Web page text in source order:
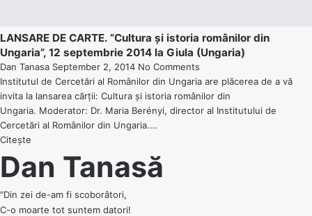
LANSARE DE CARTE. ”Cultura și istoria românilor din
Ungaria”, 12 septembrie 2014 la Giula (Ungaria)
Dan Tanasa September 2, 2014 No Comments
Institutul de Cercetări al Românilor din Ungaria are plăcerea de a vă
invita la lansarea cărții: Cultura și istoria românilor din
Ungaria. Moderator: Dr. Maria Berényi, director al Institutului de
Cercetări al Românilor din Ungaria.…
Citește
Dan Tanasă
"Din zei de-am fi scoborâtori,
C-o moarte tot suntem datori!